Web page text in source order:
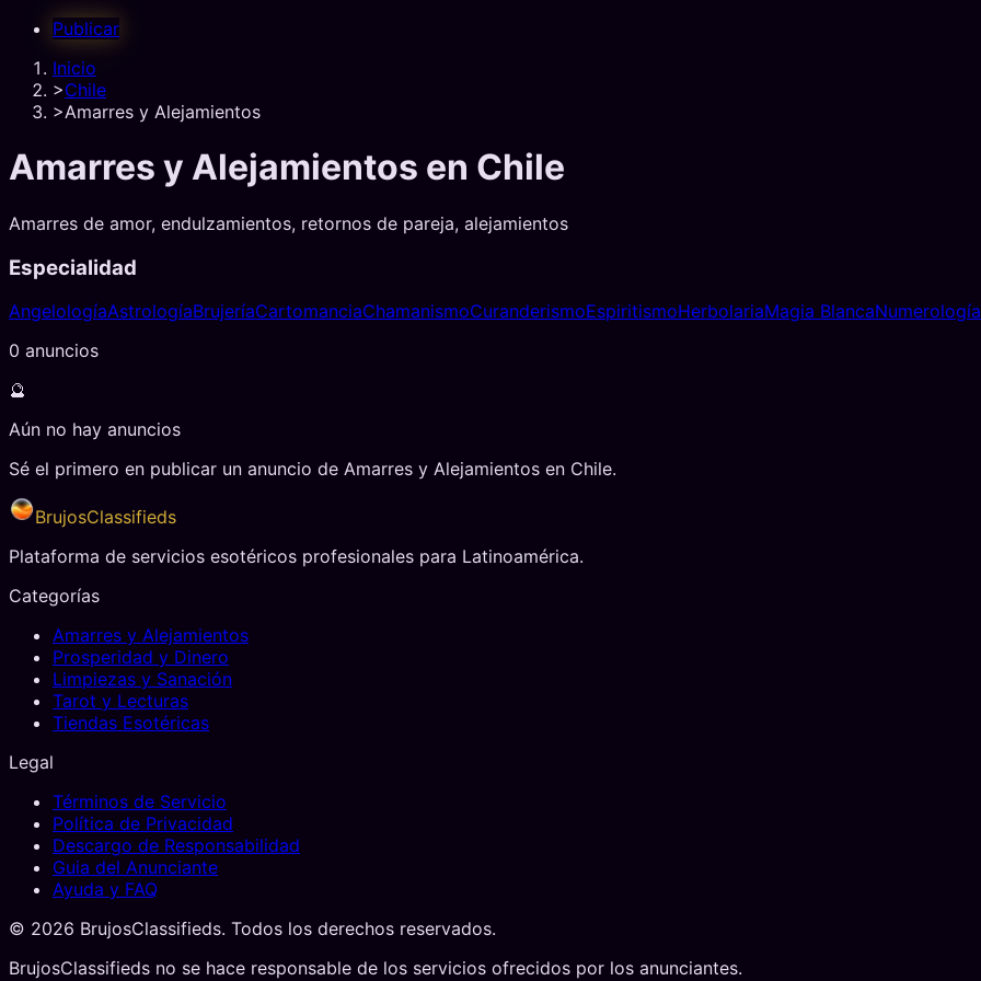
Publicar
Inicio
>Chile
>Amarres y Alejamientos
Amarres y Alejamientos en Chile
Amarres de amor, endulzamientos, retornos de pareja, alejamientos
Especialidad
AngelologíaAstrologíaBrujeríaCartomanciaChamanismoCuranderismoEspiritismoHerbolariaMagia BlancaNumerología
0 anuncios
🔮
Aún no hay anuncios
Sé el primero en publicar un anuncio de Amarres y Alejamientos en Chile.
BrujosClassifieds
Plataforma de servicios esotéricos profesionales para Latinoamérica.
Categorías
Amarres y Alejamientos
Prosperidad y Dinero
Limpiezas y Sanación
Tarot y Lecturas
Tiendas Esotéricas
Legal
Términos de Servicio
Política de Privacidad
Descargo de Responsabilidad
Guia del Anunciante
Ayuda y FAQ
© 2026 BrujosClassifieds. Todos los derechos reservados.
BrujosClassifieds no se hace responsable de los servicios ofrecidos por los anunciantes.